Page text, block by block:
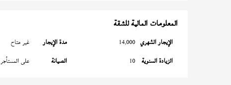
المعلومات المالية للشقة
الإيجار الشهري 14,000 مدة الإيجار غير متاح
الزيادة السنوية 10 الصيانة على المستأجر